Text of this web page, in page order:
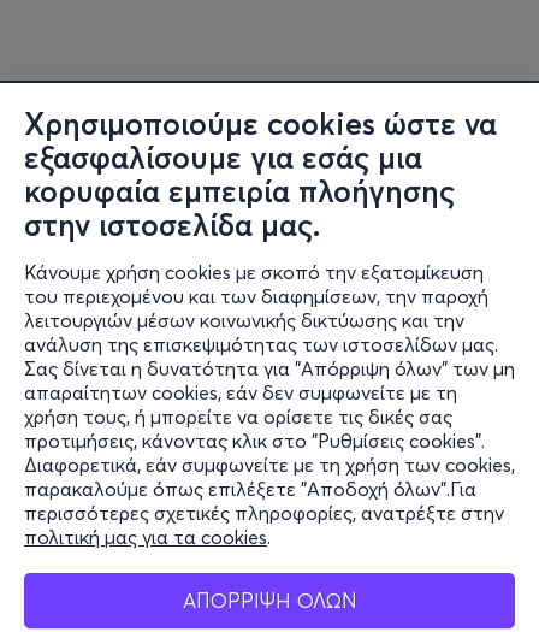
Χρησιμοποιούμε cookies ώστε να
εξασφαλίσουμε για εσάς μια
κορυφαία εμπειρία πλοήγησης
στην ιστοσελίδα μας.
Κάνουμε χρήση cookies με σκοπό την εξατομίκευση
του περιεχομένου και των διαφημίσεων, την παροχή
λειτουργιών μέσων κοινωνικής δικτύωσης και την
ανάλυση της επισκεψιμότητας των ιστοσελίδων μας.
Σας δίνεται η δυνατότητα για "Απόρριψη όλων" των μη
απαραίτητων cookies, εάν δεν συμφωνείτε με τη
χρήση τους, ή μπορείτε να ορίσετε τις δικές σας
προτιμήσεις, κάνοντας κλικ στο "Ρυθμίσεις cookies".
Διαφορετικά, εάν συμφωνείτε με τη χρήση των cookies,
παρακαλούμε όπως επιλέξετε "Αποδοχή όλων".Για
περισσότερες σχετικές πληροφορίες, ανατρέξτε στην
πολιτική μας για τα cookies.
ΑΠΟΡΡΙΨΗ ΟΛΩΝ
Πληροφορίες
Υποστήριξη
Stay Connected
Mobile app